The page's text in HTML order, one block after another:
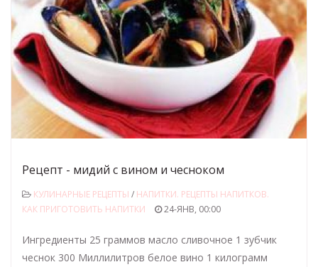
Рецепт - мидий с вином и чесноком
КУЛИНАРНЫЕ РЕЦЕПТЫ / НАПИТКИ. РЕЦЕПТЫ НАПИТКОВ.
КАК ПРИГОТОВИТЬ НАПИТКИ
24-ЯНВ, 00:00
Ингредиенты 25 граммов масло сливочное 1 зубчик
чеснок 300 Миллилитров белое вино 1 килограмм